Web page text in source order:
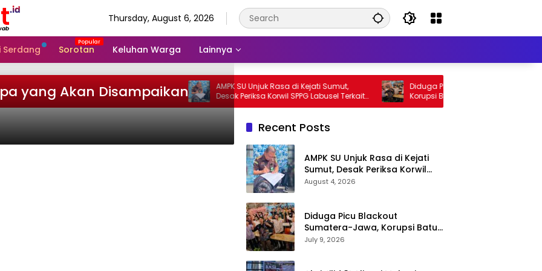
Thursday, August 6, 2026
Serdang Sorotan Keluhan Warga Lainnya
AMPK SU Unjuk Rasa di Kejati Sumut,
Desak Periksa Korwil SPPG Labusel Terkait
Dugaan Bobroknya Dapur Program MBG
Diduga Picu Blackout Sumatera-Jawa,
Korupsi Batu Bara Diusut Kortas Tipikor
Didukung P3H
yang Akan Disampaikan
Recent Posts
AMPK SU Unjuk Rasa di Kejati
Sumut, Desak Periksa Korwil
SPPG Labusel Terkait Dugaan
August 4, 2026
Diduga Picu Blackout
Sumatera-Jawa, Korupsi Batu
Bara Diusut Kortas Tipikor
July 9, 2026